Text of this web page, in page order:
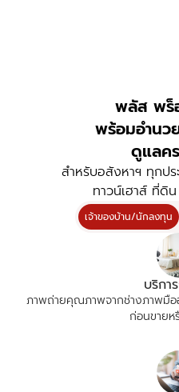
พลัส พร็
พร้อมอำนว
ดูแลค
สำหรับอสังหาฯ ทุกป
ทาวน์เฮาส์ ที่ดิ
เจ้าของบ้าน/นักลงทุน
บริกา
ภาพถ่ายคุณภาพจากช่างภาพมื
ก่อนขายห